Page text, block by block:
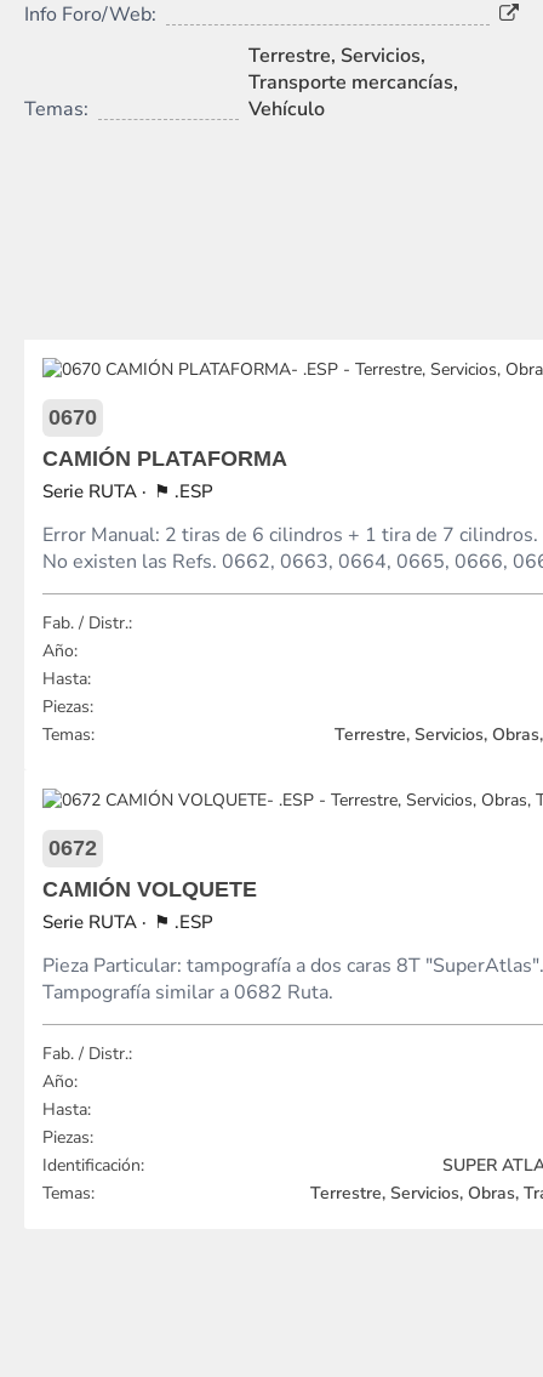
Info Foro/Web:
Temas:
Terrestre, Servicios,
Transporte mercancías,
Vehículo
0670
CAMIÓN PLATAFORMA
RUTA
.ESP
Error Manual: 2 tiras de 6 cilindros + 1 tira de 7 cilindros.
No existen las Refs. 0662, 0663, 0664, 0665, 0666,
Fab. / Distr.:
Año:
Hasta:
Piezas:
Temas:
Terrestre, Servicios,
0672
CAMIÓN VOLQUETE
RUTA
.ESP
Pieza Particular: tampografía a dos caras 8T "SuperAtlas".
Tampografía similar a 0682 Ruta.
Fab. / Distr.:
Año:
Hasta:
Piezas:
Identificación:
SUPER
Temas:
Terrestre, Servicios, Obras,